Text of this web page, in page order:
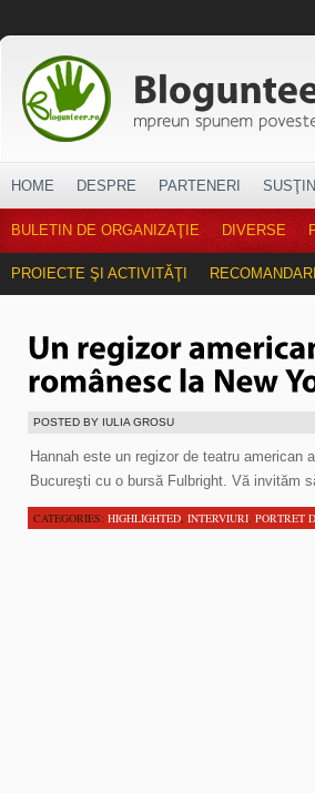
HOME DESPRE PARTENERI
BULETIN DE ORGANIZAŢIE DIVERSE
PROIECTE ŞI ACTIVITĂŢI RECOMANDARI
POSTED BY IULIA GROSU
Hannah este un regizor de teatru american
Bucureşti cu o bursă Fulbright. Vă invităm
CATEGORIES: HIGHLIGHTED, INTERVIURI, PORTRET